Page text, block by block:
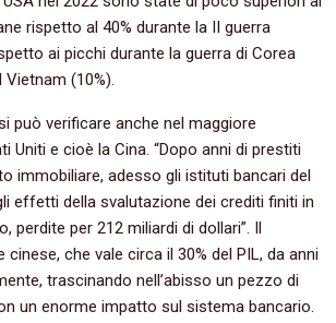
rispetto al 40% durante la II guerra
ai picchi durante la guerra di Corea
Vietnam (10%).
può verificare anche nel maggiore
Uniti e cioè la Cina. “Dopo anni di prestiti
immobiliare, adesso gli istituti bancari del
effetti della svalutazione dei crediti finiti in
perdite per 212 miliardi di dollari”. Il
che vale circa il 30% del PIL, da anni
trascinando nell’abisso un pezzo di
un enorme impatto sul sistema bancario.